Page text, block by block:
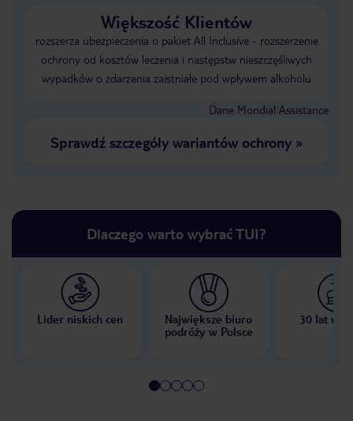
Większość Klientów
rozszerza ubezpieczenia o pakiet All Inclusive - rozszerzenie
ochrony od kosztów leczenia i następstw nieszczęśliwych
wypadków o zdarzenia zaistniałe pod wpływem alkoholu
Dane Mondial Assistance
Sprawdź szczegóły wariantów ochrony»
Dlaczego warto wybrać TUI?
Lider niskich cen
Największe biuro
podróży w Polsce
30 lat w